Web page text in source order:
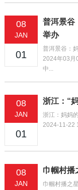
08
JAN
01
普洱景谷
举办
普洱景谷：
2024年03
中...
08
JAN
01
浙江：“
浙江：妈妈
2024-11-22
08
JAN
巾帼村播
巾帼村播之